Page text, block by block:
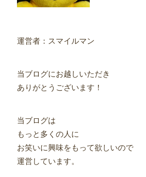
運営者：スマイルマン
当ブログにお越しいただき
ありがとうございます！
当ブログは
もっと多くの人に
お笑いに興味をもって欲しいので
運営しています。